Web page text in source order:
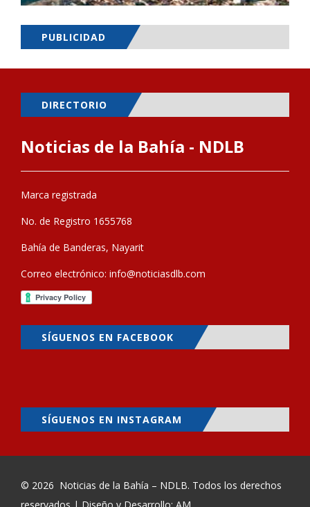
PUBLICIDAD
DIRECTORIO
Noticias de la Bahía - NDLB
Marca registrada
No. de Registro 1655768
Bahía de Banderas, Nayarit
Correo electrónico: info@noticiasdlb.com
SÍGUENOS EN FACEBOOK
SÍGUENOS EN INSTAGRAM
© 2026 Noticias de la Bahía – NDLB. Todos los derechos
reservados | Diseño y Desarrollo: AM